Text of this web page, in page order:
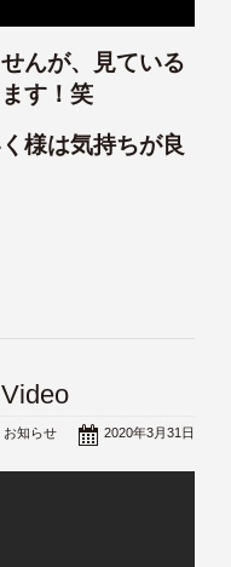
んが、見ている
す！笑
様は気持ちが良
2020年3月31日
お知らせ